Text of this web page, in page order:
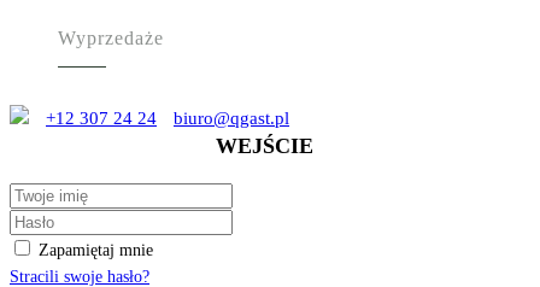
Wyprzedaże
+12 307 24 24 biuro@qgast.pl
WEJŚCIE
Zapamiętaj mnie
Stracili swoje hasło?